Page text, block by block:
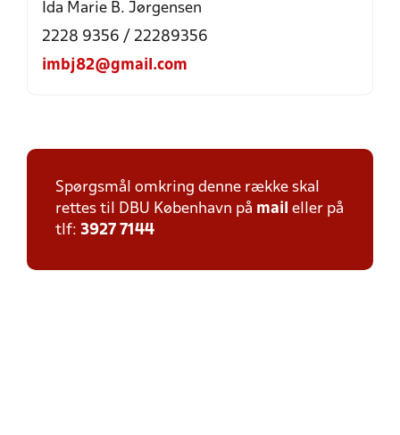
Ida Marie B. Jørgensen
2228 9356 / 22289356
imbj82@gmail.com
Spørgsmål omkring denne række skal
rettes til DBU København på mail eller på
tlf: 3927 7144